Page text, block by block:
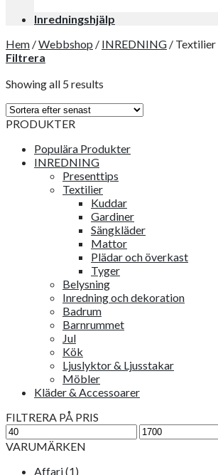
Inredningshjälp
Hem /Webbshop / INREDNING / Textilier
Filtrera
Showing all 5 results
PRODUKTER
Populära Produkter
INREDNING
Presenttips
Textilier
Kuddar
Gardiner
Sängkläder
Mattor
Plädar och överkast
Tyger
Belysning
Inredning och dekoration
Badrum
Barnrummet
Jul
Kök
Ljuslyktor & Ljusstakar
Möbler
Kläder & Accessoarer
FILTRERA PÅ PRIS
Min
pris
Max
pris
VARUMÄRKEN
Affari(1)